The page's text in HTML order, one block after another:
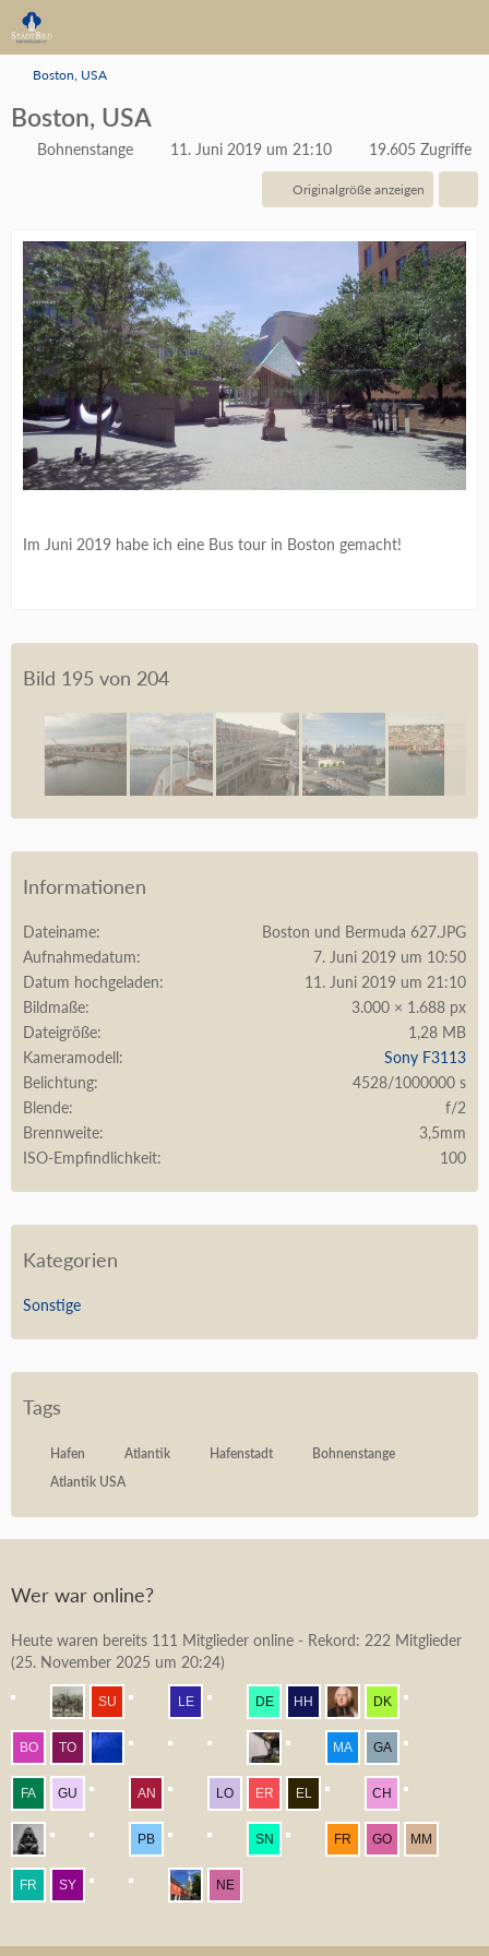
Boston, USA
Boston, USA
Bohnenstange 11. Juni 2019 um 21:10 19.605 Zugriffe
Originalgröße anzeigen
Im Juni 2019 habe ich eine Bus tour in Boston gemacht!
Bild 195 von 204
Informationen
Dateiname
Boston und Bermuda 627.JPG
Aufnahmedatum
7. Juni 2019 um 10:50
Datum hochgeladen
11. Juni 2019 um 21:10
Bildmaße
3.000 × 1.688 px
Dateigröße
1,28 MB
Kameramodell
Sony F3113
Belichtung
4528/1000000 s
Blende
f/2
Brennweite
3,5mm
ISO-Empfindlichkeit
100
Kategorien
Sonstige
Tags
Hafen Atlantik Hafenstadt Bohnenstange
Atlantik USA
Wer war online?
Heute waren bereits 111 Mitglieder online - Rekord: 222 Mitglieder
(25. November 2025 um 20:24)